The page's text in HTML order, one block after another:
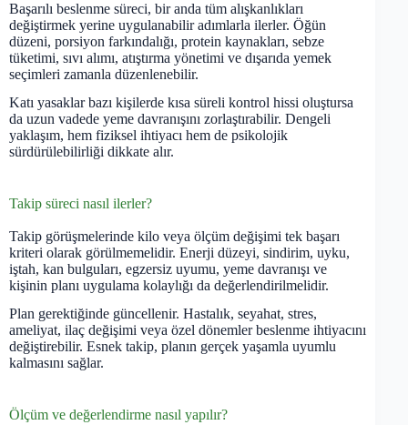
Başarılı beslenme süreci, bir anda tüm alışkanlıkları
değiştirmek yerine uygulanabilir adımlarla ilerler. Öğün
düzeni, porsiyon farkındalığı, protein kaynakları, sebze
tüketimi, sıvı alımı, atıştırma yönetimi ve dışarıda yemek
seçimleri zamanla düzenlenebilir.
Katı yasaklar bazı kişilerde kısa süreli kontrol hissi oluştursa
da uzun vadede yeme davranışını zorlaştırabilir. Dengeli
yaklaşım, hem fiziksel ihtiyacı hem de psikolojik
sürdürülebilirliği dikkate alır.
Takip süreci nasıl ilerler?
Takip görüşmelerinde kilo veya ölçüm değişimi tek başarı
kriteri olarak görülmemelidir. Enerji düzeyi, sindirim, uyku,
iştah, kan bulguları, egzersiz uyumu, yeme davranışı ve
kişinin planı uygulama kolaylığı da değerlendirilmelidir.
Plan gerektiğinde güncellenir. Hastalık, seyahat, stres,
ameliyat, ilaç değişimi veya özel dönemler beslenme ihtiyacını
değiştirebilir. Esnek takip, planın gerçek yaşamla uyumlu
kalmasını sağlar.
Ölçüm ve değerlendirme nasıl yapılır?